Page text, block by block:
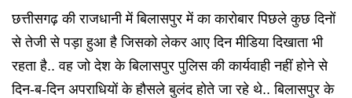
छत्तीसगढ़ की राजधानी में बिलासपुर में का कारोबार पिछले कुछ दिनों
से तेजी से पड़ा हुआ है जिसको लेकर आए दिन मीडिया दिखाता भी
रहता है.. वह जो देश के बिलासपुर पुलिस की कार्यवाही नहीं होने से
दिन-ब-दिन अपराधियों के हौसले बुलंद होते जा रहे थे.. बिलासपुर के